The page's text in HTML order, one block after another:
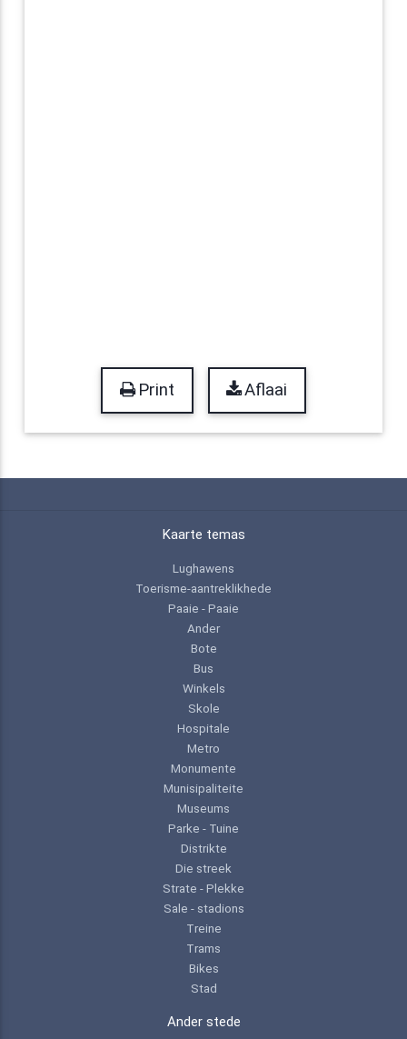
Print Aflaai
Kaarte temas
Lughawens
Toerisme-aantreklikhede
Paaie - Paaie
Ander
Bote
Bus
Winkels
Skole
Hospitale
Metro
Monumente
Munisipaliteite
Museums
Parke - Tuine
Distrikte
Die streek
Strate - Plekke
Sale - stadions
Treine
Trams
Bikes
Stad
Ander stede